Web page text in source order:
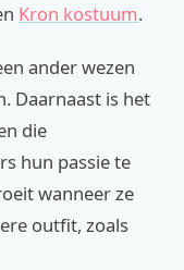
Kron kostuum.
ander wezen
Daarnaast is het
die
hun passie te
wanneer ze
outfit, zoals